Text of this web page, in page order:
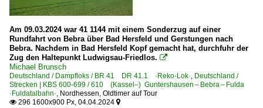
Am 09.03.2024 war 41 1144 mit einem Sonderzug auf einer
Rundfahrt von Bebra über Bad Hersfeld und Gerstungen nach
Bebra. Nachdem in Bad Hersfeld Kopf gemacht hat, durchfuhr der
Zug den Haltepunkt Ludwigsau-Friedlos. 
Michael Brunsch
Deutschland / Dampfloks / BR 41 DR 41.1 ·Reko-Lok·, Deutschland /
Strecken | KBS 600-699 / 610 (Kassel–) Guntershausen – Bebra – Fulda
·Fuldatalbahn·, Nordhessen, Oldtimer auf Tour
 296 1600x900 Px, 04.04.2024 